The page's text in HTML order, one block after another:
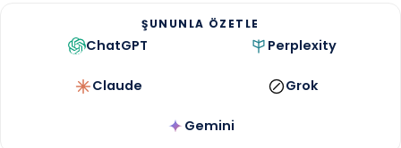
ŞUNUNLA ÖZETLE
ChatGPT Perplexity
Claude Grok
Gemini